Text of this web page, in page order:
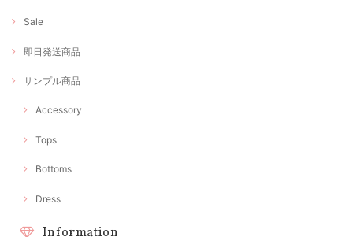
Sale
即日発送商品
サンプル商品
Accessory
Tops
Bottoms
Dress
Information